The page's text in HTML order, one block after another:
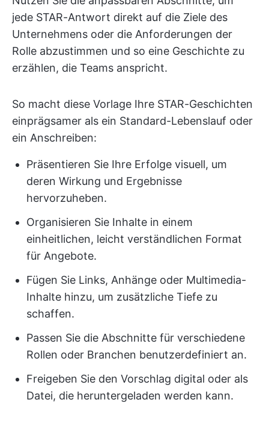
jede STAR-Antwort direkt auf die Ziele des
Unternehmens oder die Anforderungen der
Rolle abzustimmen und so eine Geschichte zu
erzählen, die Teams anspricht.
So macht diese Vorlage Ihre STAR-Geschichten
einprägsamer als ein Standard-Lebenslauf oder
ein Anschreiben:
Präsentieren Sie Ihre Erfolge visuell, um
deren Wirkung und Ergebnisse
hervorzuheben.
Organisieren Sie Inhalte in einem
einheitlichen, leicht verständlichen Format
für Angebote.
Fügen Sie Links, Anhänge oder Multimedia-
Inhalte hinzu, um zusätzliche Tiefe zu
schaffen.
Passen Sie die Abschnitte für verschiedene
Rollen oder Branchen benutzerdefiniert an.
Freigeben Sie den Vorschlag digital oder als
Datei, die heruntergeladen werden kann.